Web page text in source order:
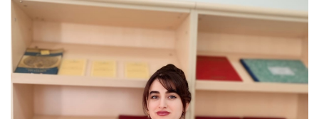
9 - Van'dayız!... Van Gezimiz... (YENİ)
10 - İl Şampiyonuyuz...???????????? (YENİ)